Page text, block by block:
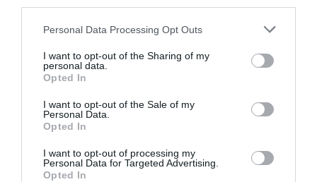
Please note that this website/app uses one or more Google
not limited to your visit or usage behaviour. You may click to
grant or deny consent to Google and its third-party tags to
use your data for below specified purposes in below Google
consent section.
Personal Data Processing Opt Outs
I want to opt-out of the Sharing of my
personal data.
Opted In
I want to opt-out of the Sale of my
Personal Data.
Opted In
I want to opt-out of processing my
Personal Data for Targeted Advertising.
Opted In